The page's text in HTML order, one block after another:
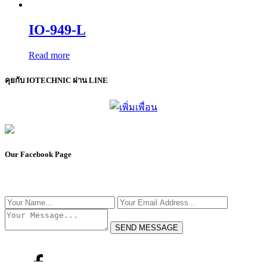
IO-949-L
Read more
คุยกับ IOTECHNIC ผ่าน LINE
Our Facebook Page
SEND MESSAGE